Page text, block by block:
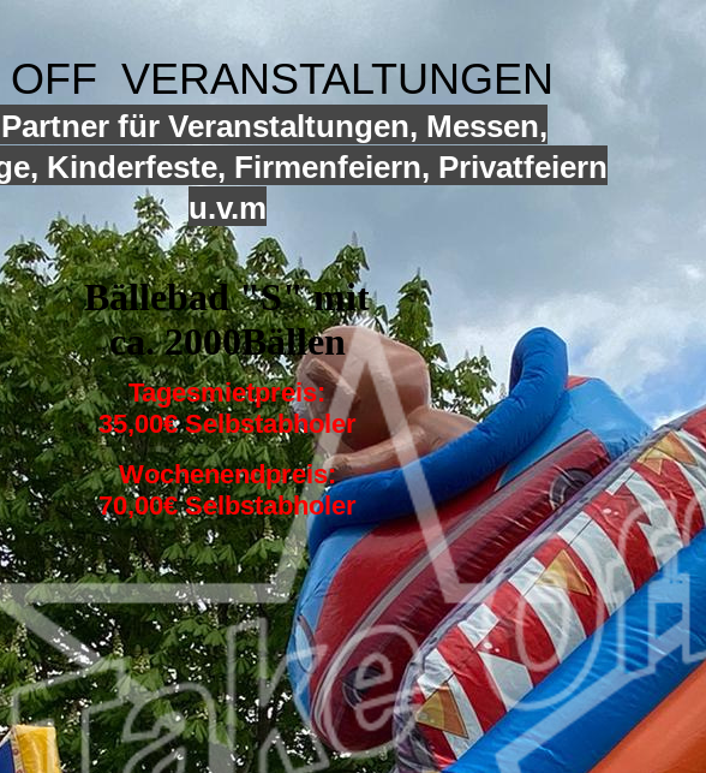
OFF VERANSTALTUNGEN
für Veranstaltungen, Messen,
Kinderfeste, Firmenfeiern, Privatfeiern
u.v.m
Bällebad "S" mit
ca. 2000Bällen
Tagesmietpreis:
35,00€ Selbstabholer
Wochenendpreis:
70,00€ Selbstabholer